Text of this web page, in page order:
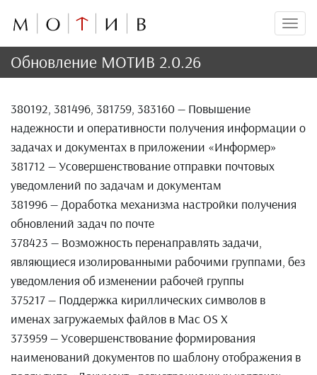
Обновление МОТИВ 2.0.26
380192, 381496, 381759, 383160 — Повышение
надежности и оперативности получения информации о
задачах и документах в приложении «Информер»
381712 — Усовершенствование отправки почтовых
уведомлений по задачам и документам
381996 — Доработка механизма настройки получения
обновлений задач по почте
378423 — Возможность перенаправлять задачи,
являющиеся изолированными рабочими группами, без
уведомления об изменении рабочей группы
375217 — Поддержка кириллических символов в
именах загружаемых файлов в Mac OS X
373959 — Усовершенствование формирования
наименований документов по шаблону отображения в